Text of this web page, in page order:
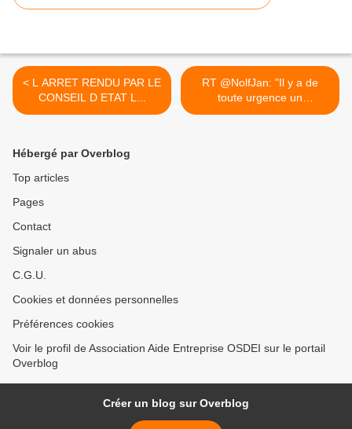
< L ARRET RENDU PAR LE
CONSEIL D ETAT L...
RT @NolfJan: "Il y a de
toute urgence un
nouveau... >
Hébergé par Overblog
Top articles
Pages
Contact
Signaler un abus
C.G.U.
Cookies et données personnelles
Préférences cookies
Voir le profil de Association Aide Entreprise OSDEI sur le portail
Overblog
Créer un blog sur Overblog